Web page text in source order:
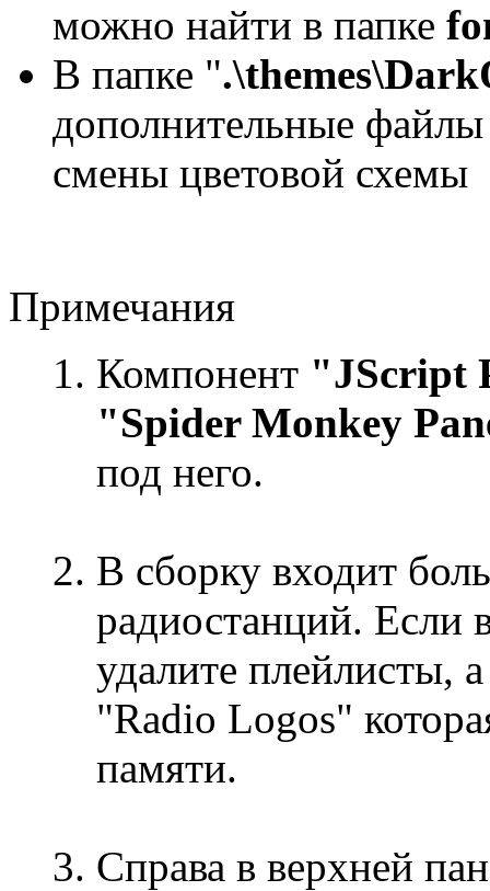
можно найти в папке
В папке "
дополнительные
смены цветовой схемы
Примечания
Компонент "JScript
"Spider Monkey
под него.
В сборку входит
радиостанций. Если
удалите плейлисты,
"Radio Logos"
памяти.
Справа в верхней